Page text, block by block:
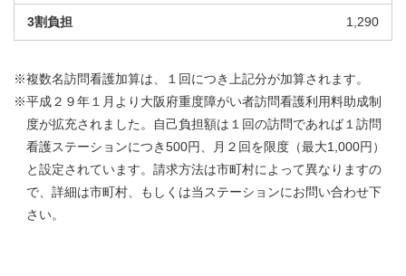
1,290
※複数名訪問看護加算は、１回につき上記分が加算されます。
※平成２９年１月より大阪府重度障がい者訪問看護利用料助成制
度が拡充されました。自己負担額は１回の訪問であれば１訪問
看護ステーションにつき500円、月２回を限度（最大1,000円）
と設定されています。請求方法は市町村によって異なりますの
で、詳細は市町村、もしくは当ステーションにお問い合わせ下
さい。